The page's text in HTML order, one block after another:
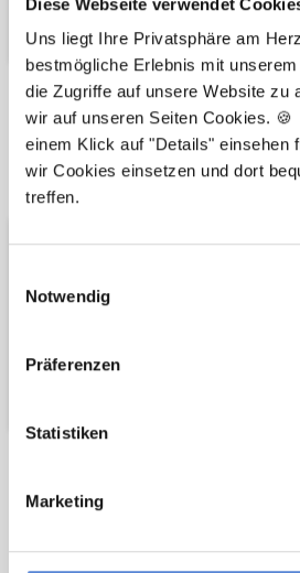
Uns liegt Ihre Privatsphäre am
bestmögliche Erlebnis mit
die Zugriffe auf unsere Website zu
wir auf unseren Seiten Cookies.
einem Klick auf "Details" einsehen
wir Cookies einsetzen und dort
treffen.
Notwendig
Präferenzen
Statistiken
Marketing
Wir pflanzen
Bäume